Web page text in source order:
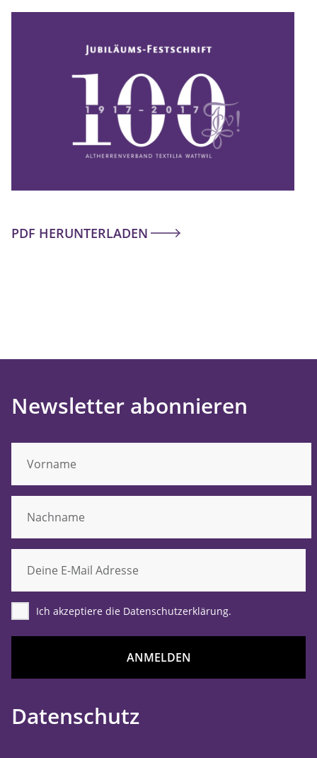
PDF HERUNTERLADEN
Newsletter abonnieren
Ich akzeptiere die Datenschutzerklärung.
ANMELDEN
Datenschutz